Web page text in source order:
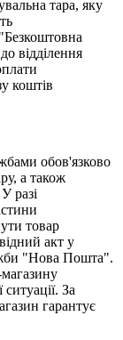
тара, яку
відділення
коштів
обов'язково
а також
разі
товар
акт у
"Нова Пошта".
За
гарантує